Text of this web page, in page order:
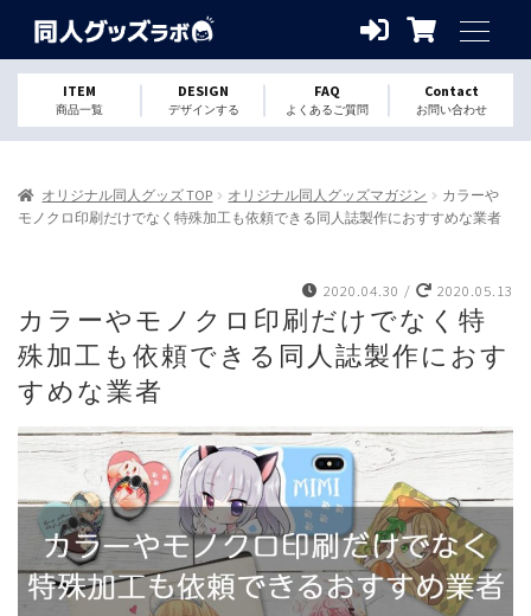
ITEM
商品一覧
DESIGN
デザインする
FAQ
よくあるご質問
Contact
お問い合わせ
オリジナル同人グッズ TOP オリジナル同人グッズマガジン
カラーや
モノクロ印刷だけでなく特殊加工も依頼できる同人誌製作におすすめな業者
2020.04.30 / 2020.05.13
カラーやモノクロ印刷だけでなく特
殊加工も依頼できる同人誌製作におす
すめな業者